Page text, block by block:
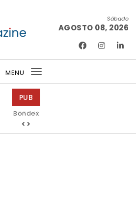
Sábado
AGOSTO 08, 2026
MENU
Toggle
PUB
Bondex